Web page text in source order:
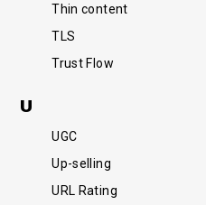
Thin content
TLS
Trust Flow
U
UGC
Up-selling
URL Rating